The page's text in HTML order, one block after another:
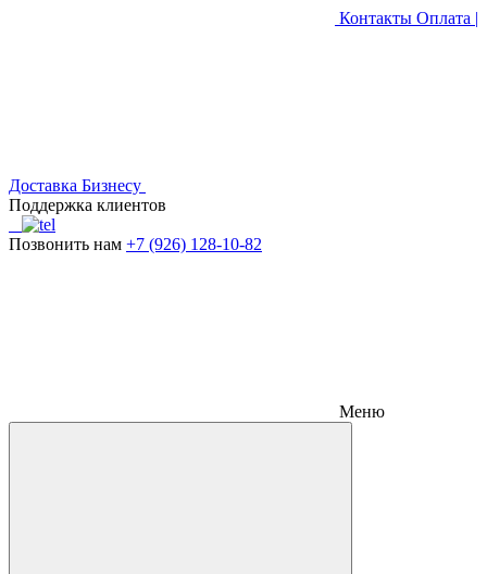
Контакты Оплата |
Доставка Бизнесу
Поддержка клиентов
Позвонить нам +7 (926) 128-10-82
Меню